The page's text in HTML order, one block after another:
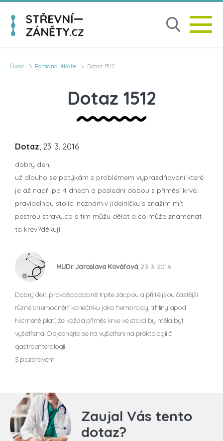
Úvod Poradna lékaře Dotaz 1512
Dotaz 1512
Dotaz, 23. 3. 2016
dobrý den,
už dlouho se potýkám s problémem vyprazdňování které
je až např. po 4 dnech a poslední dobou s příměsí krve.
pravidelnou stolici neznám.v jídelníčku s snažím mít
pestrou stravu.co s tím můžu dělat a co může znamenat
ta krev?děkuji
MUDr. Jaroslava Kovářová, 23. 3. 2016
Dobrý den, pravděpodobně trpíte zácpou a při té jsou častější
různé onemocnění konečníku jako hemoroidy, trhliny apod.
Nicméně platí, že každá příměs krve ve stolici by měla být
vyšetřena. Objednejte se na vyšetření na proktologii či
gastroenterologii.
S pozdravem.
Zaujal Vás tento
dotaz?